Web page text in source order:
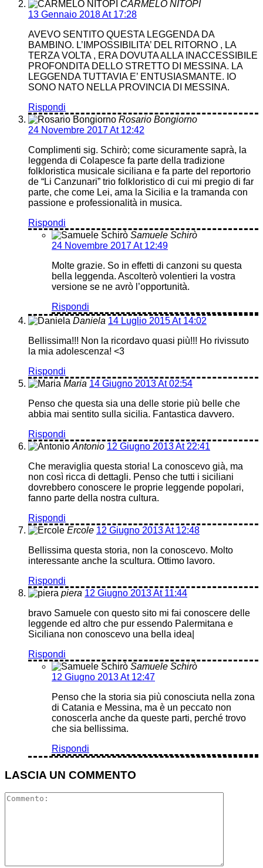
CARMELO NITOPI
13 Gennaio 2018 At 17:28
AVEVO SENTITO QUESTA LEGGENDA DA
BAMBINO. L’IMPOSSIBILITA’ DEL RITORNO , LA
TERZA VOLTA , ERA DOVUTA ALLA INACCESSIBILE
PROFONDITA DELLO STRETTO DI MESSINA. LA
LEGGENDA TUTTAVIA E’ ENTUSIASMANTE. IO
SONO NATO NELLA PROVINCIA DI MESSINA.
Rispondi
Rosario Bongiorno
24 Novembre 2017 At 12:42
Complimenti sig. Schirò; come sicuramente saprà, la
leggenda di Colapesce fa parte della tradizione
folkloristica musicale siciliana e fa parte del reportorio
de “Li Canzunari” trio folkloristico di cui mi pregio di far
parte, che come Lei, ama la Sicilia e la tramanda con
passione e professionalità in musica.
Rispondi
Samuele Schirò
24 Novembre 2017 At 12:49
Molte grazie. So in effetti di canzoni su questa
bella leggenda. Ascolterò volentieri la vostra
versione se ne avrò l’opportunità.
Rispondi
Daniela 14 Luglio 2015 At 14:02
Bellissima!!! Non la ricordavo quasi più!!! Ho rivissuto
la mia adolescenza! <3
Rispondi
Maria 14 Giugno 2013 At 02:54
Penso che questa sia una delle storie più belle che
abbia mai sentito sulla sicilia. Fantastica davvero.
Rispondi
Antonio 12 Giugno 2013 At 22:41
Che meraviglia questa storia! La conoscevo già, ma
non così ricca di dettagli. Penso che tutti i siciliani
dovrebbero conoscere le proprie leggende popolari,
fanno parte della nostra cultura.
Rispondi
Ercole 12 Giugno 2013 At 12:48
Bellissima questa storia, non la conoscevo. Molto
interessante anche la scultura. Ottimo lavoro.
Rispondi
piera 12 Giugno 2013 At 11:44
bravo Samuele con questo sito mi fai conoscere delle
leggende ed altro che pur essendo Palermitana e
Siciliana non conoscevo una bella idea|
Rispondi
Samuele Schirò
12 Giugno 2013 At 12:47
Penso che la storia sia più conosciuta nella zona
di Catania e Messina, ma è un peccato non
conoscerla anche da queste parti, perché trovo
che sia bellissima.
Rispondi
LASCIA UN COMMENTO